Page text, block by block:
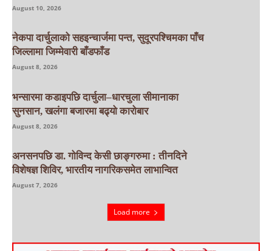
August 10, 2026
नेकपा दार्चुलाको सहइन्चार्जमा पन्त, सुदूरपश्चिमका पाँच
जिल्लामा जिम्मेवारी बाँडफाँड
August 8, 2026
भन्सारमा कडाइपछि दार्चुला–धारचुला सीमानाका
सुनसान, खलंगा बजारमा बढ्यो कारोबार
August 8, 2026
अनसनपछि डा. गोविन्द केसी छाङ्गरुमा : तीनदिने
विशेषज्ञ शिविर, भारतीय नागरिकसमेत लाभान्वित
August 7, 2026
Load more